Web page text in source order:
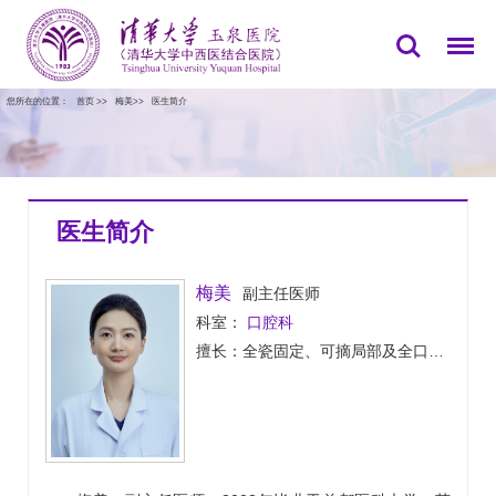
您所在的位置： 首页>> 梅美>> 医生简介
医生简介
梅美
副主任医师
科室： 口腔科